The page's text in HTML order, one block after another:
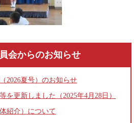
会からのお知らせ
2026夏号）のお知らせ
を更新しました（2025年4月28日）
紹介）について